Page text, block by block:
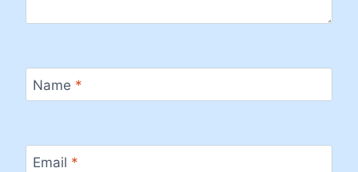
Name *
Email *